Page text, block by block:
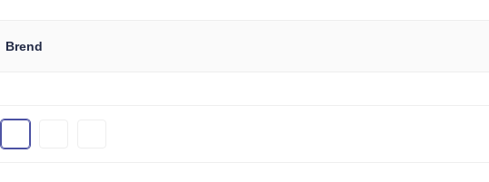
Brend